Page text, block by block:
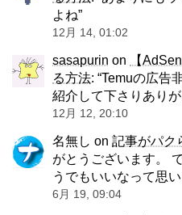
よね”
12月 14, 01:02
sasapurin on
【
る方法: “Temuの広告
紹介して下さりあり
12月 12, 20:10
名無し on 記事がパ
がとうございます。
うでもいいなって思
6月 19, 09:04